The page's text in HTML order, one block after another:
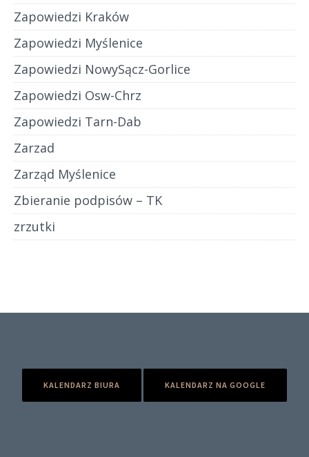
Zapowiedzi Kraków
Zapowiedzi Myślenice
Zapowiedzi NowySącz-Gorlice
Zapowiedzi Osw-Chrz
Zapowiedzi Tarn-Dab
Zarzad
Zarząd Myślenice
Zbieranie podpisów – TK
zrzutki
KALENDARZ BIURA KALENDARZ NA GOOGLE